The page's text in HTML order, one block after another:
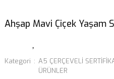
Ahşap Mavi Çiçek Yaşam
Kategori A5 ÇERÇEVELİ
ÜRÜNLER